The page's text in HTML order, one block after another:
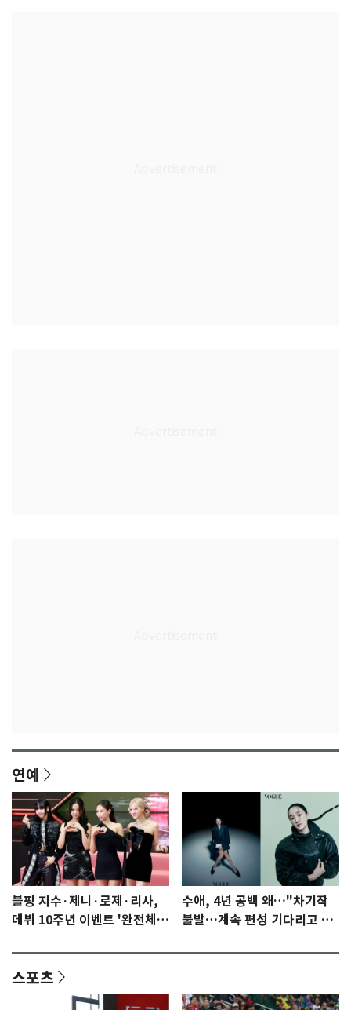
연예
블핑 지수·제니·로제·리사,
데뷔 10주년 이벤트 '완전체'
수애, 4년 공백 왜…"차기작
불발…계속 편성 기다리고 있
스포츠